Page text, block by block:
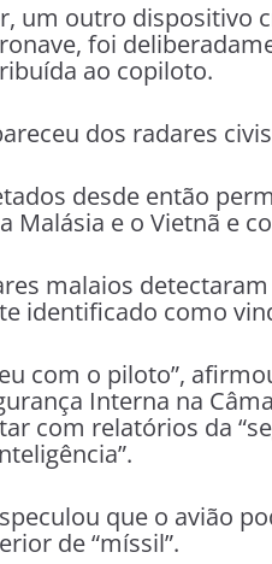
um outro dispositivo
foi
ao copiloto.
dos radares
desde então
Malásia e o Vietnã e
malaios
identificado como
com o piloto”,
Interna na
com relatórios da
que o avião
de “míssil”.